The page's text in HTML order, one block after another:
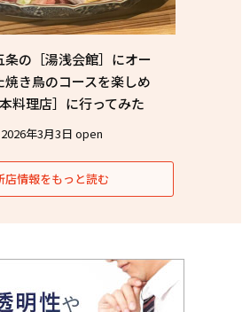
条の［湯浅会館］にオー
焼き鳥のコースを楽しめ
料理店］に行ってみた
2026年3月3日 open
店情報をもっと読む